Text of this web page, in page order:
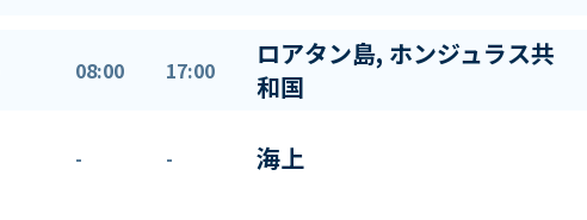
08:00 17:00
ロアタン島, ホンジュラス共
和国
- - 海上